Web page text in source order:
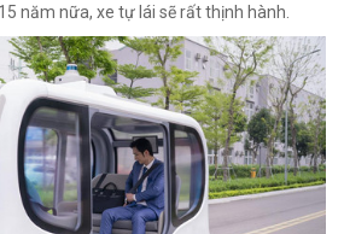
năm nữa, xe tự lái sẽ rất thịnh hành.